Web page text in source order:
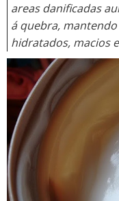
areas danificadas
á quebra,
hidratados, macios